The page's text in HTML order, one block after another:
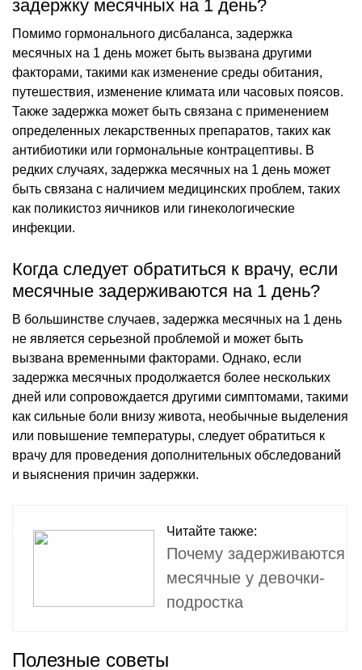
задержку месячных на 1 день?
Помимо гормонального дисбаланса, задержка
месячных на 1 день может быть вызвана другими
факторами, такими как изменение среды обитания,
путешествия, изменение климата или часовых поясов.
Также задержка может быть связана с применением
определенных лекарственных препаратов, таких как
антибиотики или гормональные контрацептивы. В
редких случаях, задержка месячных на 1 день может
быть связана с наличием медицинских проблем, таких
как поликистоз яичников или гинекологические
инфекции.
Когда следует обратиться к врачу, если
месячные задерживаются на 1 день?
В большинстве случаев, задержка месячных на 1 день
не является серьезной проблемой и может быть
вызвана временными факторами. Однако, если
задержка месячных продолжается более нескольких
дней или сопровождается другими симптомами, такими
как сильные боли внизу живота, необычные выделения
или повышение температуры, следует обратиться к
врачу для проведения дополнительных обследований
и выяснения причин задержки.
Читайте также:
Почему задерживаются
месячные у девочки-
подростка
Полезные советы